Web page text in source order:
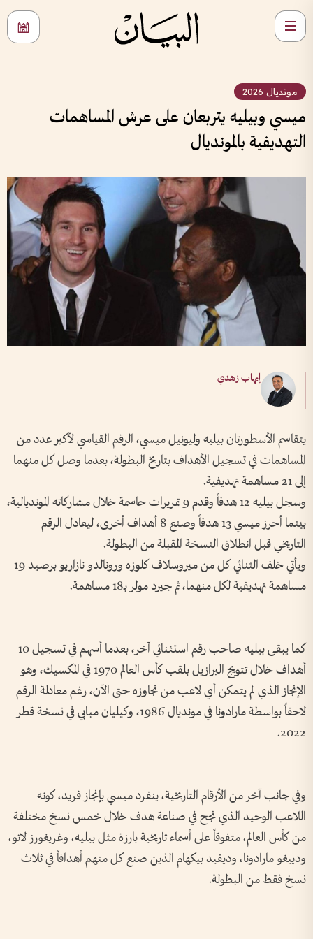
مونديال 2026
ميسي وبيليه يتربعان على عرش المساهمات
التهديفية بالمونديال
إيهاب زهدي
يتقاسم الأسطورتان بيليه وليونيل ميسي، الرقم القياسي لأكبر عدد من
المساهمات في تسجيل الأهداف بتاريخ البطولة، بعدما وصل كل منهما
إلى 21 مساهمة تهديفية.
وسجل بيليه 12 هدفاً وقدم 9 تمريرات حاسمة خلال مشاركاته المونديالية،
بينما أحرز ميسي 13 هدفاً وصنع 8 أهداف أخرى، ليعادل الرقم
التاريخي قبل انطلاق النسخة المقبلة من البطولة.
ويأتي خلف الثنائي كل من ميروسلاف كلوزه ورونالدو نازاريو برصيد 19
مساهمة تهديفية لكل منهما، ثم جيرد مولر بـ18 مساهمة.
كما يبقى بيليه صاحب رقم استثنائي آخر، بعدما أسهم في تسجيل 10
أهداف خلال تتويج البرازيل بلقب كأس العالم 1970 في المكسيك، وهو
الإنجاز الذي لم يتمكن أي لاعب من تجاوزه حتى الآن، رغم معادلة الرقم
لاحقاً بواسطة مارادونا في مونديال 1986، وكيليان مبابي في نسخة قطر
2022.
وفي جانب آخر من الأرقام التاريخية، ينفرد ميسي بإنجاز فريد، كونه
اللاعب الوحيد الذي نجح في صناعة هدف خلال خمس نسخ مختلفة
من كأس العالم، متفوقاً على أسماء تاريخية بارزة مثل بيليه، وغريغورز لاتو،
ودييغو مارادونا، وديفيد بيكهام الذين صنع كل منهم أهدافاً في ثلاث
نسخ فقط من البطولة.